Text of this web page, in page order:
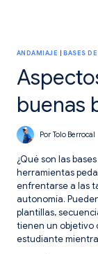
ANDAMIAJE |BASES
buenas
Por Tolo Berrocal
¿Qué son las
herramientas
enfrentarse a las
autonomía.
plantillas,
tienen un objetivo
estudiante